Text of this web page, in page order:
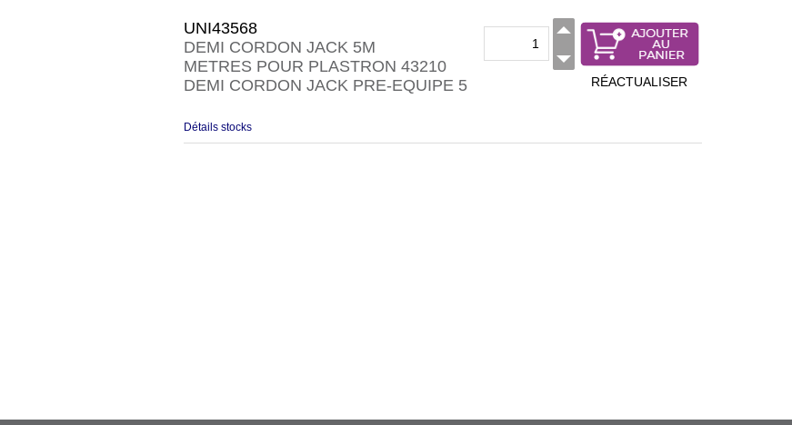
UNI43568
DEMI CORDON JACK 5M
METRES POUR PLASTRON 43210
DEMI CORDON JACK PRE-EQUIPE 5
RÉACTUALISER
Détails stocks